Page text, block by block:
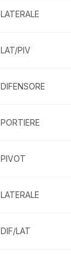
LATERALE
LAT/PIV
DIFENSORE
PORTIERE
PIVOT
LATERALE
DIF/LAT